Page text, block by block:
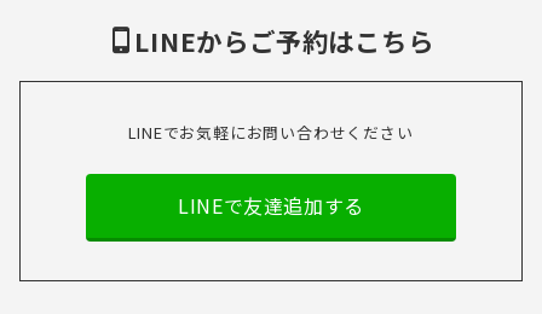
LINEからご予約はこちら
LINEでお気軽にお問い合わせください
LINEで友達追加する